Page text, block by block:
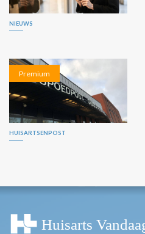
NIEUWS
Premium
HUISARTSENPOST